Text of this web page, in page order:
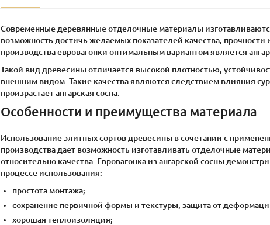
Современные деревянные отделочные материалы
возможность достичь желаемых показателей качества,
производства евровагонки оптимальным вариантом является
Такой вид древесины отличается высокой плотностью,
внешним видом. Такие качества являются следствием влияния
произрастает ангарская сосна.
Особенности и преимущества материала
Использование элитных сортов древесины в сочетании с
производства дает возможность изготавливать отделочные
относительно качества. Евровагонка из ангарской сосны
процессе использования:
простота монтажа;
сохранение первичной формы и текстуры, защита от
хорошая теплоизоляция;